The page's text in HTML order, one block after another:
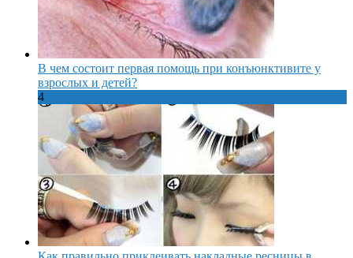
В чем состоит первая помощь при конъюнктивите у
взрослых и детей?
4